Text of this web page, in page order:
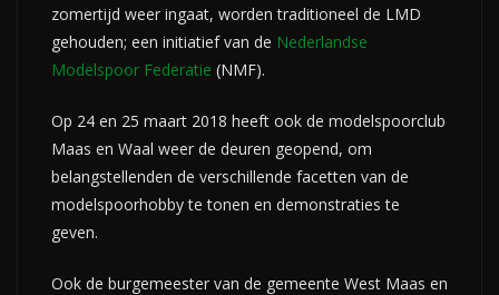
zomertijd weer ingaat, worden traditioneel de LMD
gehouden; een initiatief van de Nederlandse
Modelspoor Federatie (NMF).
Op 24 en 25 maart 2018 heeft ook de modelspoorclub
Maas en Waal weer de deuren geopend, om
belangstellenden de verschillende facetten van de
modelspoorhobby te tonen en demonstraties te
geven.
Ook de burgemeester van de gemeente West Maas en